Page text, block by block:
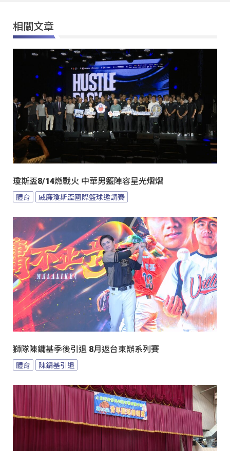
相關文章
瓊斯盃8/14燃戰火 中華男籃陣容星光熠熠
體育 威廉瓊斯盃國際籃球邀請賽
獅隊陳鏞基季後引退 8月返台東辦系列賽
體育 陳鏞基引退